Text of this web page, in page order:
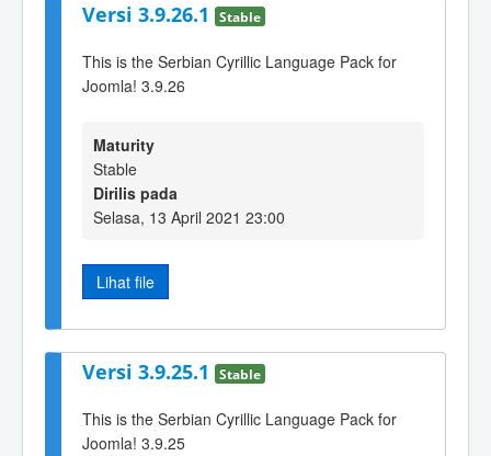
Versi 3.9.26.1 Stable
This is the Serbian Cyrillic Language Pack for
Joomla! 3.9.26
Maturity
Stable
Dirilis pada
Selasa, 13 April 2021 23:00
Lihat file
Versi 3.9.25.1 Stable
This is the Serbian Cyrillic Language Pack for
Joomla! 3.9.25